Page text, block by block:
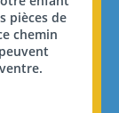
pièces de
chemin